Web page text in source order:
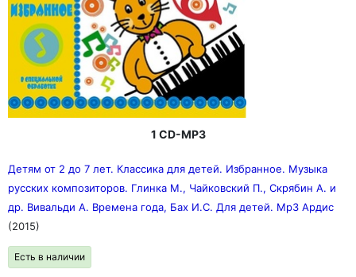
1 CD-MP3
Детям от 2 до 7 лет. Классика для детей. Избранное. Музыка
русских композиторов. Глинка М., Чайковский П., Скрябин А. и
др. Вивальди А. Времена года, Бах И.С. Для детей. Mp3 Ардис
(2015)
Есть в наличии